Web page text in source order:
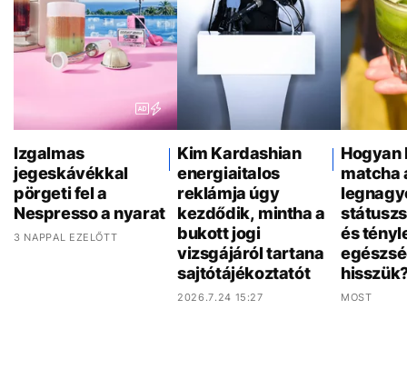
Izgalmas
jegeskávékkal
pörgeti fel a
Nespresso a nyarat
3 NAPPAL EZELŐTT
Kim Kardashian
energiaitalos
reklámja úgy
kezdődik, mintha a
bukott jogi
vizsgájáról tartana
sajtótájékoztatót
2026.7.24 15:27
Hogyan
matcha
és
MOST